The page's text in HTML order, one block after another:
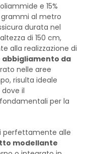
e 15%
al metro
durata nel
di 150 cm,
alla realizzazione di
abbigliamento da
nelle aree
risulta ideale
il
per la
perfettamente alle
modellante